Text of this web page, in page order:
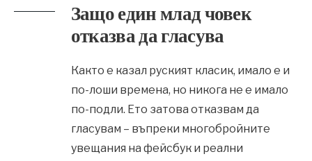
Защо един млад човек
отказва да гласува
Както е казал руският класик, имало е и
по-лоши времена, но никога не е имало
по-подли. Ето затова отказвам да
гласувам – въпреки многобройните
увещания на фейсбук и реални